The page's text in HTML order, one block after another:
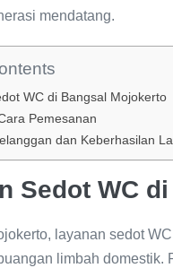
mendatang.
WC di Bangsal Mojokerto
Pemesanan
dan Keberhasilan
Sedot WC
layanan sedot
limbah domestik.